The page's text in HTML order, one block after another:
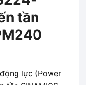
tần
lực (Power